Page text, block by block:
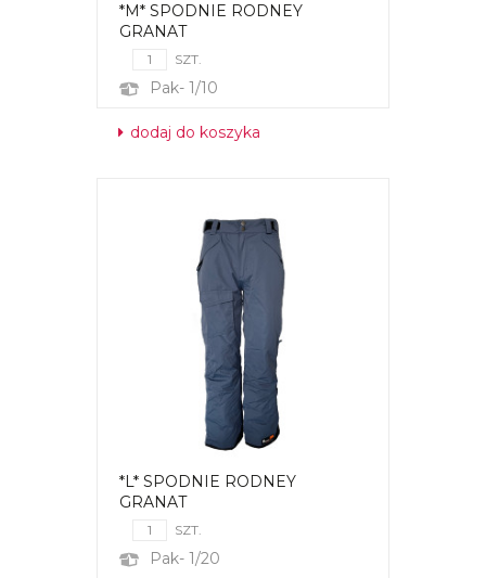
*M* SPODNIE RODNEY
GRANAT
SZT.
Pak- 1/10
dodaj do koszyka
*L* SPODNIE RODNEY
GRANAT
SZT.
Pak- 1/20